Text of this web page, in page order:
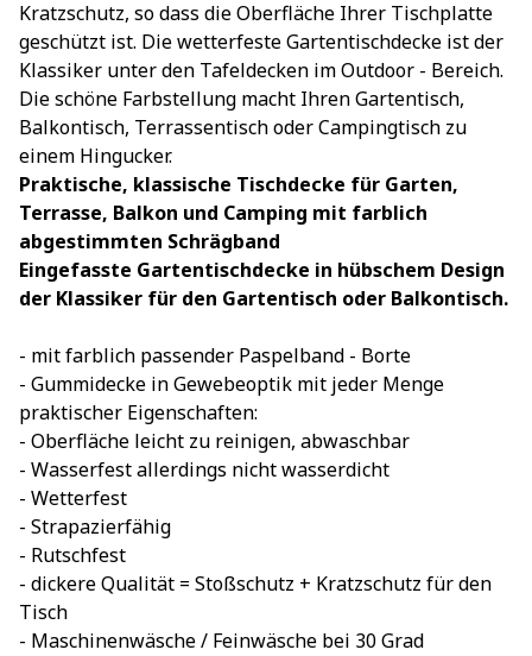
Kratzschutz, so dass die Oberfläche Ihrer Tischplatte
geschützt ist. Die wetterfeste Gartentischdecke ist der
Klassiker unter den Tafeldecken im Outdoor - Bereich.
Die schöne Farbstellung macht Ihren Gartentisch,
Balkontisch, Terrassentisch oder Campingtisch zu
einem Hingucker.
Praktische, klassische Tischdecke für Garten,
Terrasse, Balkon und Camping mit farblich
abgestimmten Schrägband
Eingefasste Gartentischdecke in hübschem Design 
der Klassiker für den Gartentisch oder Balkontisch.
- mit farblich passender Paspelband - Borte
- Gummidecke in Gewebeoptik mit jeder Menge
praktischer Eigenschaften:
- Oberfläche leicht zu reinigen, abwaschbar
- Wasserfest allerdings nicht wasserdicht
- Wetterfest
- Strapazierfähig
- Rutschfest
- dickere Qualität = Stoßschutz + Kratzschutz für den
Tisch
- Maschinenwäsche / Feinwäsche bei 30 Grad